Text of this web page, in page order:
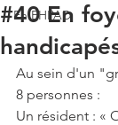
En EHPAD
#40 En
Au sein d'un
8 personnes :
Un résident : «